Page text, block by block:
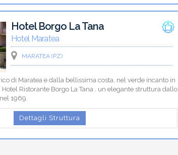
Hotel Borgo La Tana
Hotel Maratea
MARATEA (PZ)
di Maratea e dalla bellissima costa, nel verde incanto in
Hotel Ristorante Borgo La Tana , un elegante struttura dallo
1969.
Dettagli Struttura